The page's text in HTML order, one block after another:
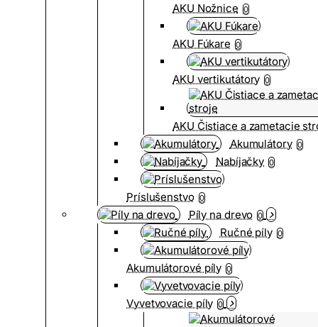
AKU Nožnice 0
AKU Fúkare 0
AKU vertikutátory 0
AKU Čistiace a zametacie
Akumulátory 0
Nabíjačky 0
Príslušenstvo 0
Píly na drevo 0
Ručné píly 0
Akumulátorové píly 0
Vyvetvovacie píly 0